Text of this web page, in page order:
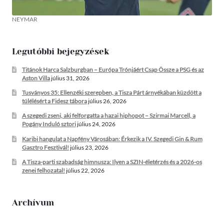
NEYMAR
Legutóbbi bejegyzések
Titánok Harca Salzburgban – Európa Trónjáért Csap Össze a PSG és az
Aston Villajúlius 31, 2026
Tusványos 35: Ellenzéki szerepben, a Tisza Párt árnyékában küzdött a
túlélésért a Fidesz táborajúlius 26, 2026
A szegedi zseni, aki felforgatta a hazai hiphopot – Szirmai Marcell, a
Pogány Induló sztorijúlius 24, 2026
Karibi hangulat a Napfény Városában: Érkezik a IV. Szegedi Gin & Rum
Gasztro Fesztivál! július 23, 2026
A Tisza-parti szabadság himnusza: Ilyen a SZIN-életérzés és a 2026-os
zenei felhozatal! július 22, 2026
Archívum